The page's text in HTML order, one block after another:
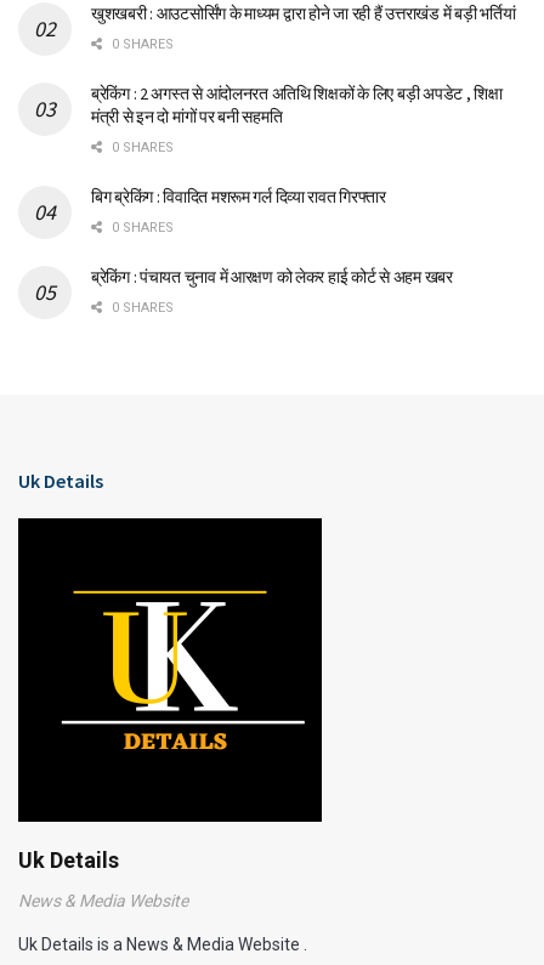
खुशखबरी : आउटसोर्सिंग के माध्यम द्वारा होने जा रही हैं उत्तराखंड में बड़ी भर्तियां
0 SHARES
ब्रेकिंग : 2 अगस्त से आंदोलनरत अतिथि शिक्षकों के लिए बड़ी अपडेट , शिक्षा
मंत्री से इन दो मांगों पर बनी सहमति
0 SHARES
बिग ब्रेकिंग : विवादित मशरूम गर्ल दिव्या रावत गिरफ्तार
0 SHARES
ब्रेकिंग : पंचायत चुनाव में आरक्षण को लेकर हाई कोर्ट से अहम खबर
0 SHARES
Uk Details
Uk Details
News & Media Website
Uk Details is a News & Media Website .